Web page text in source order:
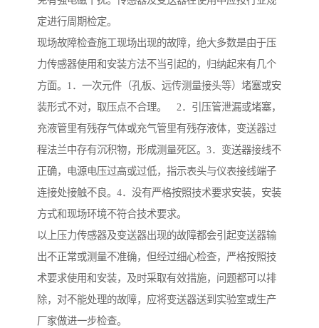
定进行周期检定。
现场故障检查施工现场出现的故障，绝大多数是由于压
力传感器使用和安装方法不当引起的，归纳起来有几个
方面。1．一次元件（孔板、远传测量接头等）堵塞或安
装形式不对，取压点不合理。 2．引压管泄漏或堵塞，
充液管里有残存气体或充气管里有残存液体，变送器过
程法兰中存有沉积物，形成测量死区。3．变送器接线不
正确，电源电压过高或过低，指示表头与仪表接线端子
连接处接触不良。4．没有严格按照技术要求安装，安装
方式和现场环境不符合技术要求。
以上压力传感器及变送器出现的故障都会引起变送器输
出不正常或测量不准确，但经过细心检查，严格按照技
术要求使用和安装，及时采取有效措施，问题都可以排
除，对不能处理的故障，应将变送器送到实验室或生产
厂家做进一步检查。